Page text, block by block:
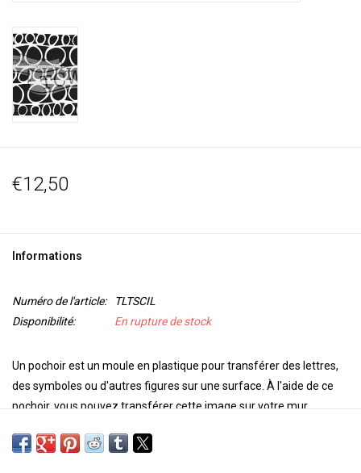
€12,50
Informations
Numéro de l'article:
TLTSCIL
Disponibilité:
En rupture de stock
Un pochoir est un moule en plastique pour transférer des lettres,
des symboles ou d'autres figures sur une surface. À l'aide de ce
pochoir, vous pouvez transférer cette image sur votre mur,
pochoir, de la peinture textile avec une éponge ou un vaporisateur